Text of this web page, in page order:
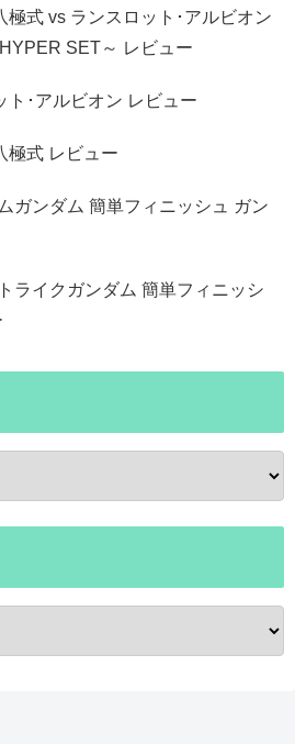
極式 vs ランスロット･アルビオン
SET～ レビュー
ト･アルビオン レビュー
極式 レビュー
ガンダム 簡単フィニッシュ ガン
ライクガンダム 簡単フィニッシ